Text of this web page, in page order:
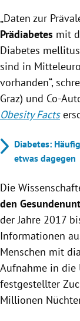
„Daten zur
Prädiabetes mit
Diabetes
sind in
vorhanden“,
Graz) und Co-
Obesity Facts
Diabetes:
etwas dagegen
Die
den
der Jahre 2017
Informationen
Menschen mit
Aufnahme in die
festgestellter
Millionen